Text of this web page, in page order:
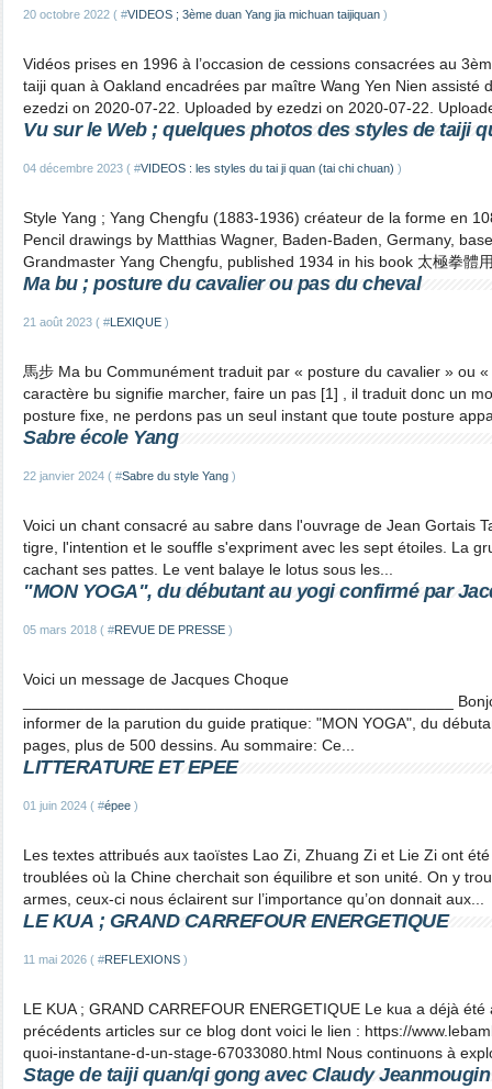
20 octobre 2022 ( #VIDEOS ; 3ème duan Yang jia michuan taijiquan )
Vidéos prises en 1996 à l’occasion de cessions consacrées au
taiji quan à Oakland encadrées par maître Wang Yen Nien assisté
ezedzi on 2020-07-22. Uploaded by ezedzi on 2020-07-22.
Vu sur le Web ; quelques photos des styles de taiji
04 décembre 2023 ( #VIDEOS : les styles du tai ji quan (tai chi chuan) )
Style Yang ; Yang Chengfu (1883-1936) créateur de la forme en
Pencil drawings by Matthias Wagner, Baden-Baden, Germany,
Grandmaster Yang Chengfu, published 1934 in his book 太極拳體
Ma bu ; posture du cavalier ou pas du cheval
21 août 2023 ( #LEXIQUE )
馬步 Ma bu Communément traduit par « posture du cavalier » ou
caractère bu signifie marcher, faire un pas [1] , il traduit donc un
posture fixe, ne perdons pas un seul instant que toute posture
Sabre école Yang
22 janvier 2024 ( #Sabre du style Yang )
Voici un chant consacré au sabre dans l'ouvrage de Jean Gortais
tigre, l'intention et le souffle s'expriment avec les sept étoiles. La
cachant ses pattes. Le vent balaye le lotus sous les...
"MON YOGA", du débutant au yogi confirmé par
05 mars 2018 ( #REVUE DE PRESSE )
Voici un message de Jacques Choque
_________________________________________________
informer de la parution du guide pratique: "MON YOGA", du
pages, plus de 500 dessins. Au sommaire: Ce...
LITTERATURE ET EPEE
01 juin 2024 ( #épee )
Les textes attribués aux taoïstes Lao Zi, Zhuang Zi et Lie Zi ont
troublées où la Chine cherchait son équilibre et son unité. On y
armes, ceux-ci nous éclairent sur l’importance qu’on donnait aux...
LE KUA ; GRAND CARREFOUR ENERGETIQUE
11 mai 2026 ( #REFLEXIONS )
LE KUA ; GRAND CARREFOUR ENERGETIQUE Le kua a déjà
précédents articles sur ce blog dont voici le lien : https://
quoi-instantane-d-un-stage-67033080.html Nous continuons à
Stage de taiji quan/qi gong avec Claudy